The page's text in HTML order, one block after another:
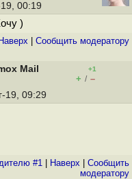
00:19
)
Наверх Cообщить модератору
Mail
+1
+ / –
19, 09:29
#1 Наверх
Cообщить
модератору